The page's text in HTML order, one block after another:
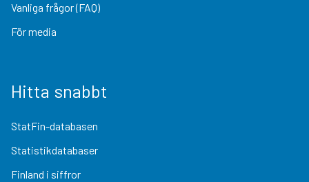
Vanliga frågor (FAQ)
För media
Hitta snabbt
StatFin-databasen
Statistikdatabaser
Finland i siffror